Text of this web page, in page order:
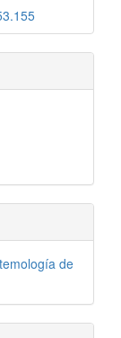
de